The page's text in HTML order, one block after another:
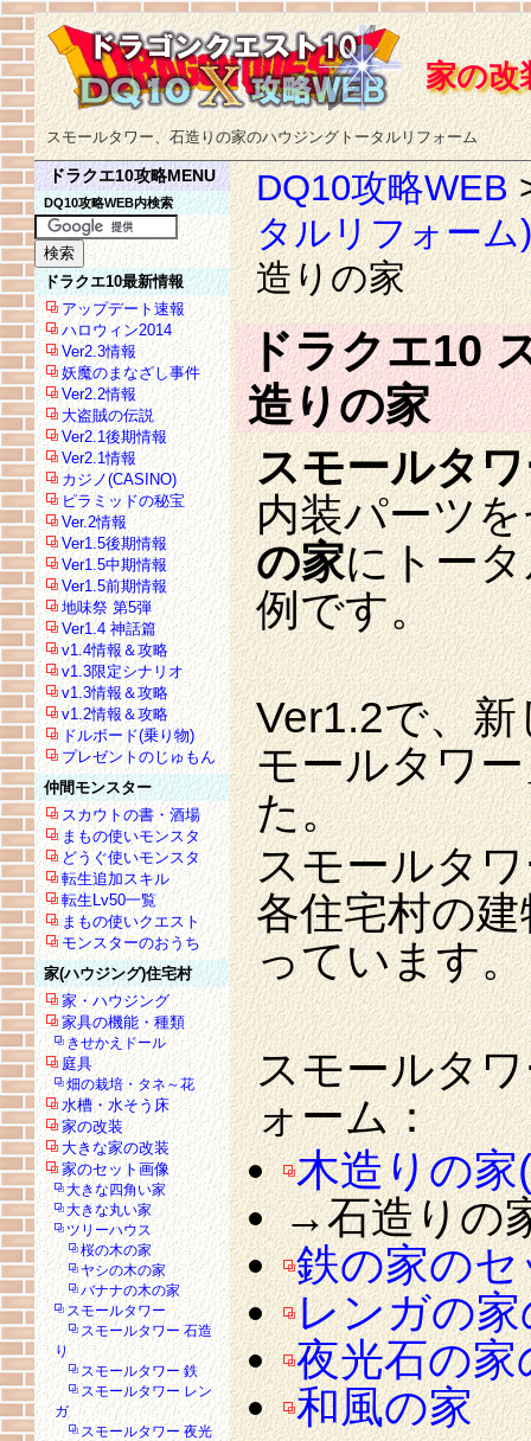
家の改
スモールタワー、石造りの家のハウジングトータルリフォーム
DQ10攻略WEB
タルリフォーム
造りの家
ドラクエ10
造りの家
スモールタ
内装パーツ
の家にトー
例です。
Ver1.2で、
モールタワ
た。
スモールタ
各住宅村の
っています。
スモールタ
ォーム：
木造りの家
→石造りの
鉄の家の
レンガの
夜光石の
和風の家
ドラクエ10攻略MENU
DQ10攻略WEB内検索
ドラクエ10最新情報
アップデート速報
ハロウィン2014
Ver2.3情報
妖魔のまなざし事件
Ver2.2情報
大盗賊の伝説
Ver2.1後期情報
Ver2.1情報
カジノ(CASINO)
ピラミッドの秘宝
Ver.2情報
Ver1.5後期情報
Ver1.5中期情報
Ver1.5前期情報
地味祭 第5弾
Ver1.4 神話篇
v1.4情報＆攻略
v1.3限定シナリオ
v1.3情報＆攻略
v1.2情報＆攻略
ドルボード(乗り物)
プレゼントのじゅもん
仲間モンスター
スカウトの書・酒場
まもの使いモンスタ
どうぐ使いモンスタ
転生追加スキル
転生Lv50一覧
まもの使いクエスト
モンスターのおうち
家(ハウジング)住宅村
家・ハウジング
家具の機能・種類
きせかえドール
庭具
畑の栽培・タネ～花
水槽・水そう床
家の改装
大きな家の改装
家のセット画像
大きな四角い家
大きな丸い家
ツリーハウス
桜の木の家
ヤシの木の家
バナナの木の家
スモールタワー
スモールタワー 石造
り
スモールタワー 鉄
スモールタワー レン
ガ
スモールタワー 夜光